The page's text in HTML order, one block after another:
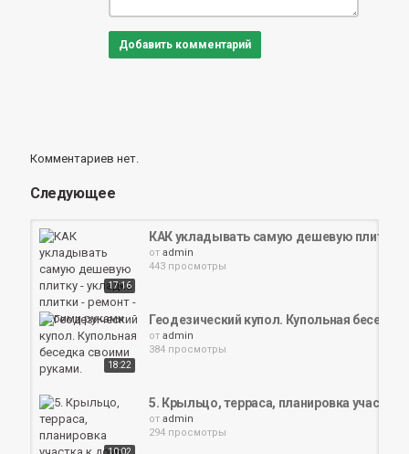
Добавить комментарий
Комментариев нет.
Следующее
17:16
КАК укладывать самую дешевую плитку -
от admin
443 просмотры
18:22
Геодезический купол. Купольная
от admin
384 просмотры
10:02
5. Крыльцо, терраса, планировка
от admin
294 просмотры